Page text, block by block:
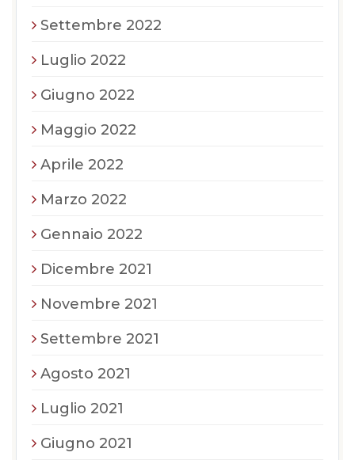
Settembre 2022
Luglio 2022
Giugno 2022
Maggio 2022
Aprile 2022
Marzo 2022
Gennaio 2022
Dicembre 2021
Novembre 2021
Settembre 2021
Agosto 2021
Luglio 2021
Giugno 2021